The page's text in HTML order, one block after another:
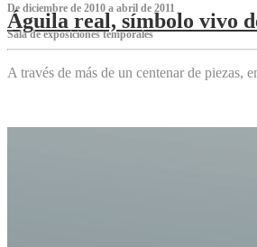
De diciembre de 2010 a abril de 2011
Águila real, símbolo vivo
Sala de exposiciones temporales
A través de más de un centenar de